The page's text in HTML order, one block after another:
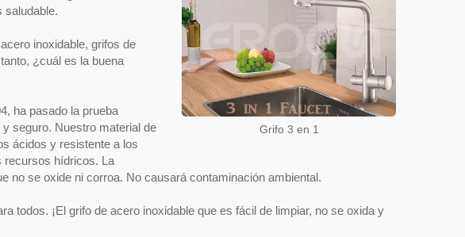
Grifo 3 en 1
saludable.
inoxidable, grifos de
¿cuál es la buena
ha pasado la prueba
seguro. Nuestro material de
ácidos y resistente a los
recursos hídricos. La
no se oxide ni corroa. No causará contaminación ambiental.
todos. ¡El grifo de acero inoxidable que es fácil de limpiar, no se oxida y